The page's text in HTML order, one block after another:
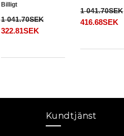
Billigt
1 041.70SEK
322.81SEK
1 041.70SEK
416.68SEK
Kundtjänst